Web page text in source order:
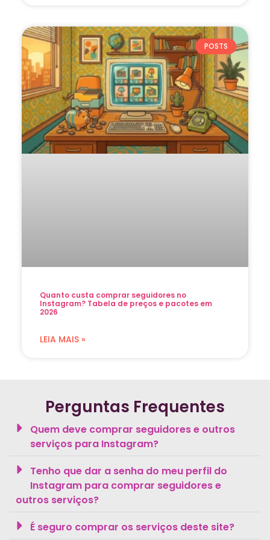
POSTS
Quanto custa comprar seguidores no
Instagram? Tabela de preços e pacotes em
2026
LEIA MAIS »
Perguntas Frequentes
Quem deve comprar seguidores e outros
serviços para Instagram?
Tenho que dar a senha do meu perfil do
Instagram para comprar seguidores e
outros serviços?
É seguro comprar os serviços deste site?